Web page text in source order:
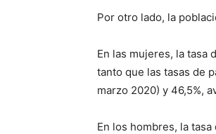
Por otro lado, la
En las mujeres, la tasa
tanto que las tasas de
marzo 2020) y 46,5%,
En los hombres, la